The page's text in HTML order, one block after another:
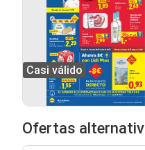
Casi válido
Ofertas